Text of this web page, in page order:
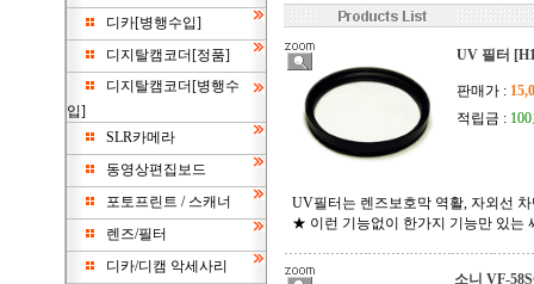
디카[병행수입]
디지탈캠코더[정품]
디지탈캠코더[병행수
입]
SLR카메라
동영상편집보드
포토프린트 / 스캐너
렌즈/필터
디카/디캠 악세사리
UV 필터
판매가 :
적립금 :
UV필터는 렌즈보호막 역활, 자외선
★ 이런 기능없이 한가지 기능만 있는
소니 VF-